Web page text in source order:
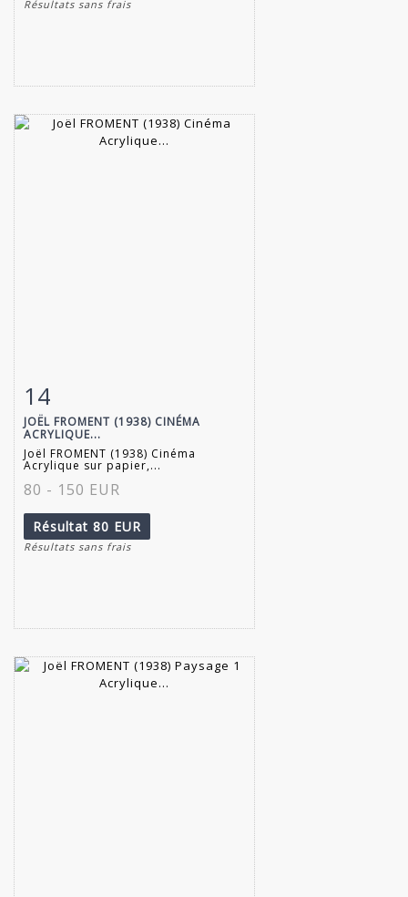
Résultats sans frais
Fiche détaillée
14
JOËL FROMENT (1938) CINÉMA
ACRYLIQUE...
Joël FROMENT (1938) Cinéma
Acrylique sur papier,...
80 - 150 EUR
Résultat 80 EUR
Résultats sans frais